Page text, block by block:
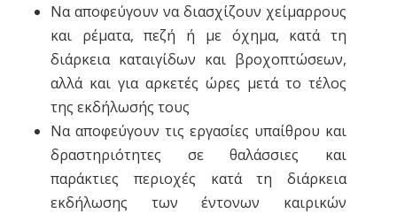
Να αποφεύγουν να διασχίζουν χείμαρρους
και ρέματα, πεζή ή με όχημα, κατά τη
διάρκεια καταιγίδων και βροχοπτώσεων,
αλλά και για αρκετές ώρες μετά το τέλος
της εκδήλωσής τους
Να αποφεύγουν τις εργασίες υπαίθρου και
δραστηριότητες σε θαλάσσιες και
παράκτιες περιοχές κατά τη διάρκεια
εκδήλωσης των έντονων καιρικών